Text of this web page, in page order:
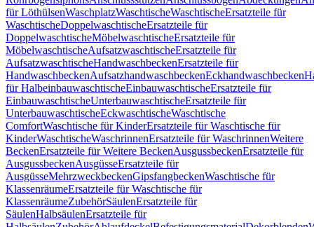
für LöthülsenWaschplatzWaschtischeWaschtischeErsatzteile für
WaschtischeDoppelwaschtischeErsatzteile für
DoppelwaschtischeMöbelwaschtischeErsatzteile für
MöbelwaschtischeAufsatzwaschtischeErsatzteile für
AufsatzwaschtischeHandwaschbeckenErsatzteile für
HandwaschbeckenAufsatzhandwaschbeckenEckhandwaschbecken
für HalbeinbauwaschtischeEinbauwaschtischeErsatzteile für
EinbauwaschtischeUnterbauwaschtischeErsatzteile für
UnterbauwaschtischeEckwaschtischeWaschtische
ComfortWaschtische für KinderErsatzteile für Waschtische für
KinderWaschtischeWaschrinnenErsatzteile für WaschrinnenWeitere
BeckenErsatzteile für Weitere BeckenAusgussbeckenErsatzteile für
AusgussbeckenAusgüsseErsatzteile für
AusgüsseMehrzweckbeckenGipsfangbeckenWaschtische für
KlassenräumeErsatzteile für Waschtische für
KlassenräumeZubehörSäulenErsatzteile für
SäulenHalbsäulenErsatzteile für